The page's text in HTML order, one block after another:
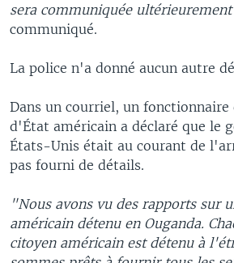
sera communiquée
communiqué.
La police n'a donné aucun autre
Dans un courriel, un
d'État américain a déclaré que le
États-Unis était au courant de
pas fourni de détails.
"Nous avons vu des rapports sur
américain détenu en Ouganda.
citoyen américain est détenu à